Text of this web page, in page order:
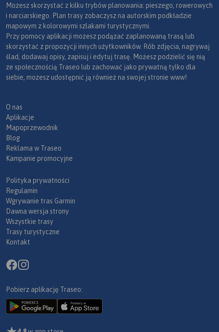
Możesz skorzystać z kilku trybów planowania: pieszego, rowerowych
i narciarskiego. Plan trasy zobaczysz na autorskim podkładzie
mapowym z kolorowymi szlakami turystycznymi.
Przy pomocy aplikacji możesz podążać zaplanowaną trasą lub
skorzystać z propozycji innych użytkowników. Rób zdjęcia, nagrywaj
ślad, dodawaj opisy, zapisuj i edytuj trasę. Możesz podzielić się nią
ze społecznością Traseo lub zachować jako prywatną tylko dla
siebie, możesz udostępnić ją również na swojej stronie www!
O nas
Aplikacje
Mapoprzewodnik
Blog
Reklama w Traseo
Kampanie promocyjne
Polityka prywatności
Regulamin
Wgrywanie tras Garmin
Dawna wersja strony
Wszystkie trasy
Trasy turystyczne
Kontakt
Pobierz aplikację Traseo: